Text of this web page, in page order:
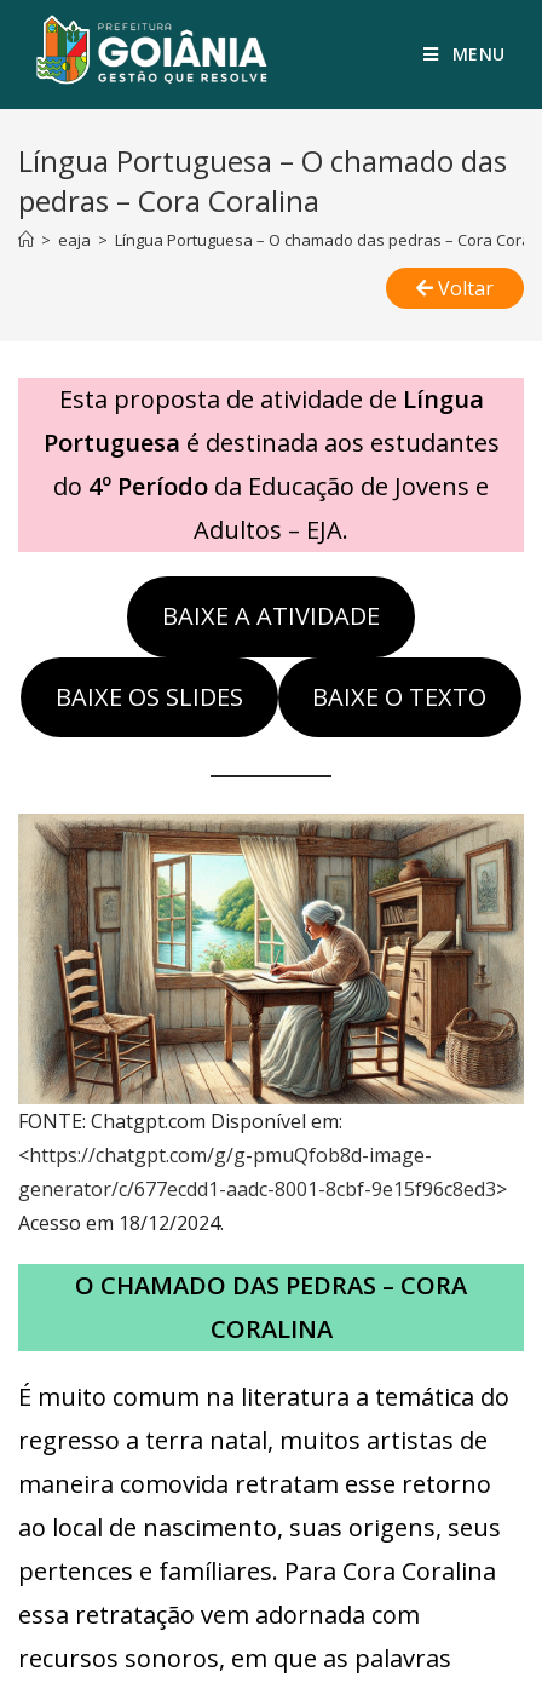
MENU
Língua Portuguesa – O chamado das
pedras – Cora Coralina
> eaja > Língua Portuguesa – O chamado das pedras – Cora
Voltar
Esta proposta de atividade de Língua
Portuguesa é destinada aos estudantes
do 4º Período da Educação de Jovens e
Adultos – EJA.
BAIXE A ATIVIDADE
BAIXE OS SLIDES BAIXE O TEXTO
FONTE: Chatgpt.com Disponível em:
<https://chatgpt.com/g/g-pmuQfob8d-image-
generator/c/677ecdd1-aadc-8001-8cbf-9e15f96c8ed3>
Acesso em 18/12/2024.
O CHAMADO DAS PEDRAS – CORA
CORALINA
É muito comum na literatura a temática do
regresso a terra natal, muitos artistas de
maneira comovida retratam esse retorno
ao local de nascimento, suas origens, seus
pertences e famíliares. Para Cora Coralina
essa retratação vem adornada com
recursos sonoros, em que as palavras